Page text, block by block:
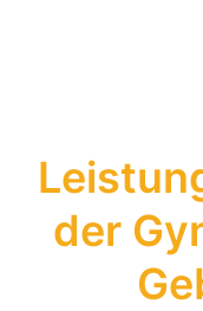
der